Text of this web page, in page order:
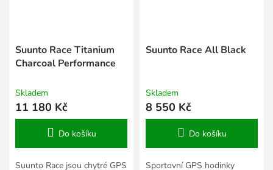
Suunto Race Titanium
Charcoal Performance
Skladem
11 180 Kč
Do košíku
Suunto Race jsou chytré GPS
Suunto Race All Black
Skladem
8 550 Kč
Do košíku
Sportovní GPS hodinky